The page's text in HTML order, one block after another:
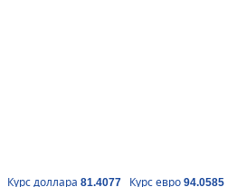
Курс доллара 81.4077 Курс евро 94.0585